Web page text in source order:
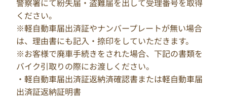
ください。
※軽自動車届出済証やナンバープレートが無い場合
は、理由書にも記入・捺印をしていただきます。
※お客様で廃車手続きをされた場合、下記の書類を
バイク引取りの際にお渡しください。
・軽自動車届出済証返納済確認書または軽自動車届
出済証返納証明書